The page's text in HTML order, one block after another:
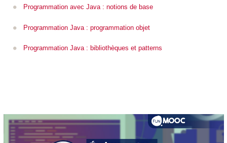
Programmation avec Java : notions de base
Programmation Java : programmation objet
Programmation Java : bibliothèques et patterns